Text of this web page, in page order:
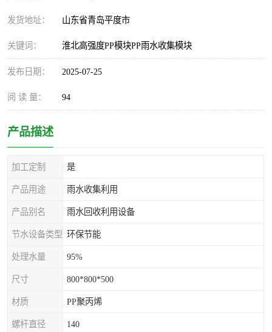
发货地址： 山东省青岛平度市
关键词： 淮北高强度PP模块PP雨水收集模块
发布日期： 2025-07-25
阅 读 量： 94
产品描述
加工定制 是
产品用途 雨水收集利用
产品别名 雨水回收利用设备
节水设备类型 环保节能
处理水量 95%
尺寸 800*800*500
材质 PP聚丙烯
螺杆直径 140